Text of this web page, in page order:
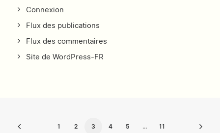
Connexion
Flux des publications
Flux des commentaires
Site de WordPress-FR
1 2 3 4 5 … 11